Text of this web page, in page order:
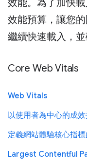
效能。為了加快
效能預算，讓您
繼續快速載入，並
Core Web Vitals
Web Vitals
以使用者為中心的成
定義網站體驗核心指
Largest Contentful